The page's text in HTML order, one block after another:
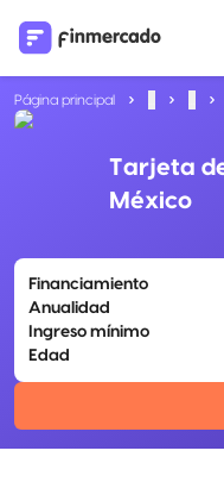
Página principal
Tarjeta
México
Financiamiento
Anualidad
Ingreso mínimo
Edad